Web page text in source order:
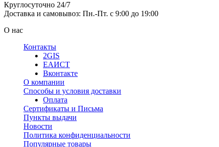
Круглосуточно 24/7
Доставка и самовывоз: Пн.-Пт. с 9:00 до 19:00
О нас
Контакты
2GIS
ЕАИСТ
Вконтакте
О компании
Способы и условия доставки
Оплата
Сертификаты и Письма
Пункты выдачи
Новости
Политика конфиденциальности
Популярные товары